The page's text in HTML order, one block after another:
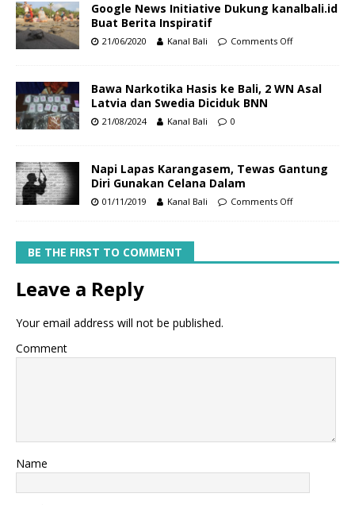
Google News Initiative Dukung kanalbali.id
Buat Berita Inspiratif
21/06/2020 Kanal Bali Comments Off
Bawa Narkotika Hasis ke Bali, 2 WN Asal
Latvia dan Swedia Diciduk BNN
21/08/2024 Kanal Bali 0
Napi Lapas Karangasem, Tewas Gantung
Diri Gunakan Celana Dalam
01/11/2019 Kanal Bali Comments Off
BE THE FIRST TO COMMENT
Leave a Reply
Your email address will not be published.
Comment
Name